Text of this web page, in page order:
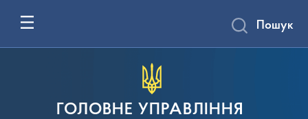
ГОЛОВНЕ УПРАВЛІННЯ
Пошук